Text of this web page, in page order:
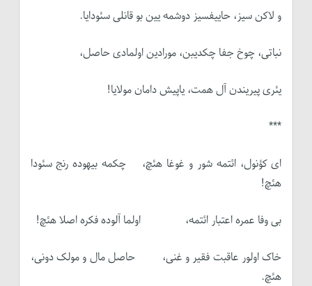
و لاکن سیز، حاییفسیز دوشمه یین بو قانلی سئودایا.
نباتی، چوخ جفا چکدیبن، مورادین اولمادی حاصل،
یئری پیریندن آل همت، یاپیش دامان مولایا!
***
ای کؤنول، ائتمه شور و غوغا هئچ، چکمه بیهوده رنج سئودا
هئچ!
بی وفا عمره اعتبار ائتمه، اولما آلوده فکره اصلا هئچ!
خاک اولور عاقبت فقیر و غنی، حاصل مال و مولک دونی،
هئچ.